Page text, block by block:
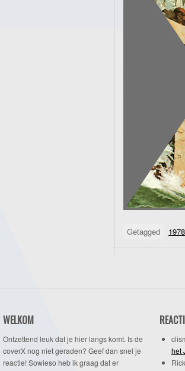
Getagged 1978
WELKOM
Ontzettend leuk dat je hier langs komt. Is de
coverX nog niet geraden? Geef dan snel je
reactie! Sowieso heb ik graag dat er
het